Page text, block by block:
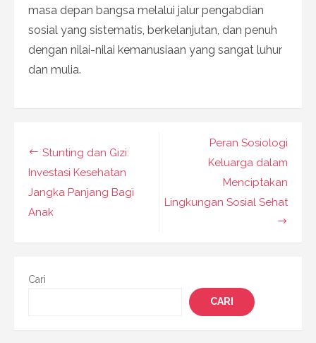
masa depan bangsa melalui jalur pengabdian
sosial yang sistematis, berkelanjutan, dan penuh
dengan nilai-nilai kemanusiaan yang sangat luhur
dan mulia.
Navigasi
pos
Peran Sosiologi
Keluarga dalam
Menciptakan
Lingkungan Sosial Sehat
Stunting dan Gizi:
Investasi Kesehatan
Jangka Panjang Bagi
Anak
Cari
CARI